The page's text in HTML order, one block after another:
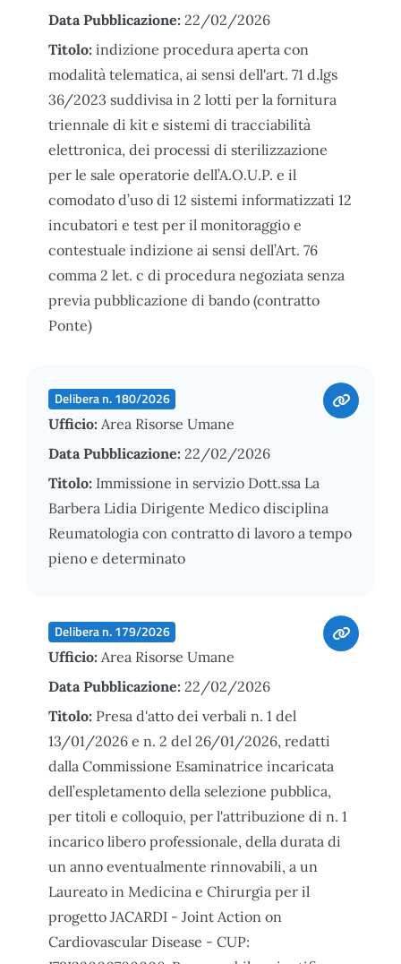
Data Pubblicazione: 22/02/2026
Titolo: indizione procedura aperta con
modalità telematica, ai sensi dell'art. 71 d.lgs
36/2023 suddivisa in 2 lotti per la fornitura
triennale di kit e sistemi di tracciabilità
elettronica, dei processi di sterilizzazione
per le sale operatorie dell’A.O.U.P. e il
comodato d’uso di 12 sistemi informatizzati 12
incubatori e test per il monitoraggio e
contestuale indizione ai sensi dell’Art. 76
comma 2 let. c di procedura negoziata senza
previa pubblicazione di bando (contratto
Ponte)
Delibera n. 180/2026
Ufficio: Area Risorse Umane
Data Pubblicazione: 22/02/2026
Titolo: Immissione in servizio Dott.ssa La
Barbera Lidia Dirigente Medico disciplina
Reumatologia con contratto di lavoro a tempo
pieno e determinato
Delibera n. 179/2026
Ufficio: Area Risorse Umane
Data Pubblicazione: 22/02/2026
Titolo: Presa d'atto dei verbali n. 1 del
13/01/2026 e n. 2 del 26/01/2026, redatti
dalla Commissione Esaminatrice incaricata
dell’espletamento della selezione pubblica,
per titoli e colloquio, per l'attribuzione di n. 1
incarico libero professionale, della durata di
un anno eventualmente rinnovabili, a un
Laureato in Medicina e Chirurgia per il
progetto JACARDI - Joint Action on
Cardiovascular Disease - CUP: